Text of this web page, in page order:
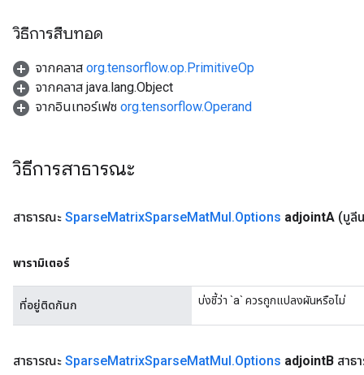
วิธีการสืบทอด
จากคลาส org.tensorflow.op.PrimitiveOp
จากคลาส java.lang.Object
จากอินเทอร์เฟซ org.tensorflow.Operand
วิธีการสาธารณะ
สาธารณะ SparseMatrixSparseMatMul.Options adjointA (บูลี
พารามิเตอร์
ที่อยู่ติดกันก บ่งชี้ว่า `a` ควรถูกแปลงผันหรือไม่
สาธารณะ SparseMatrixSparseMatMul.Options adjointB สาธ